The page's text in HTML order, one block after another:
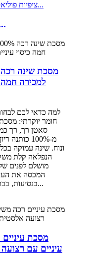
מחיר סביר
למכירה חמה
למה כדאי לכם
סאטן רך, רך
מ-100%
ונוח. שינה עמוקה
הנפלאה קלת
מושלם לפנים
המכסה את
בנסיעות, בבתי מלון, באוטובוסים, בקמפינג...
מסכת
עיניים עם